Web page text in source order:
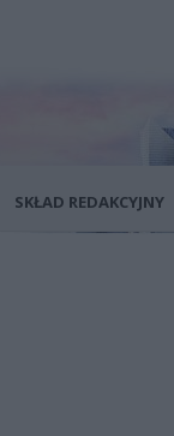
SKŁAD REDAKCYJNY